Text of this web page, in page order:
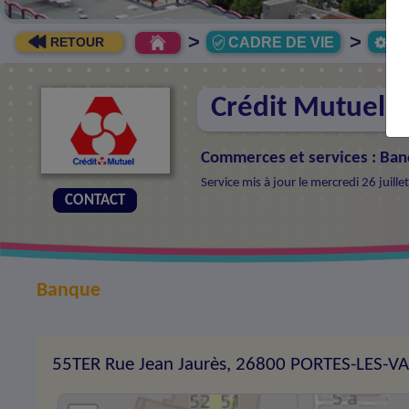
RETOUR > CADRE DE VIE >
Crédit Mutuel
Commerces et services :
Service mis à jour le mercredi 26
CONTACT
Banque
55TER Rue Jean Jaurès, 26800 PORTES-LES-